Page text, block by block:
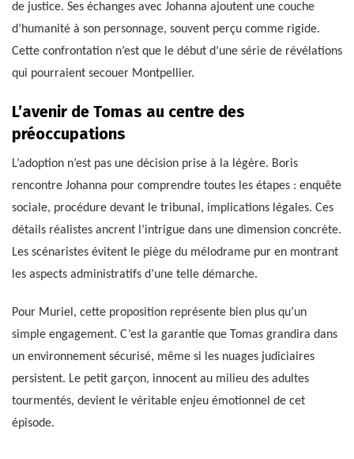
de justice. Ses échanges avec Johanna ajoutent une couche
d’humanité à son personnage, souvent perçu comme rigide.
Cette confrontation n’est que le début d’une série de révélations
qui pourraient secouer Montpellier.
L’avenir de Tomas au centre des
préoccupations
L’adoption n’est pas une décision prise à la légère. Boris
rencontre Johanna pour comprendre toutes les étapes : enquête
sociale, procédure devant le tribunal, implications légales. Ces
détails réalistes ancrent l’intrigue dans une dimension concrète.
Les scénaristes évitent le piège du mélodrame pur en montrant
les aspects administratifs d’une telle démarche.
Pour Muriel, cette proposition représente bien plus qu’un
simple engagement. C’est la garantie que Tomas grandira dans
un environnement sécurisé, même si les nuages judiciaires
persistent. Le petit garçon, innocent au milieu des adultes
tourmentés, devient le véritable enjeu émotionnel de cet
épisode.